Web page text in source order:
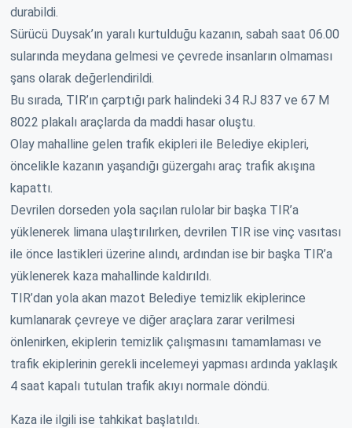
durabildi.
Sürücü Duysak’ın yaralı kurtulduğu kazanın, sabah saat 06.00
sularında meydana gelmesi ve çevrede insanların olmaması
şans olarak değerlendirildi.
Bu sırada, TIR’ın çarptığı park halindeki 34 RJ 837 ve 67 M
8022 plakalı araçlarda da maddi hasar oluştu.
Olay mahalline gelen trafik ekipleri ile Belediye ekipleri,
öncelikle kazanın yaşandığı güzergahı araç trafik akışına
kapattı.
Devrilen dorseden yola saçılan rulolar bir başka TIR’a
yüklenerek limana ulaştırılırken, devrilen TIR ise vinç vasıtası
ile önce lastikleri üzerine alındı, ardından ise bir başka TIR’a
yüklenerek kaza mahallinde kaldırıldı.
TIR’dan yola akan mazot Belediye temizlik ekiplerince
kumlanarak çevreye ve diğer araçlara zarar verilmesi
önlenirken, ekiplerin temizlik çalışmasını tamamlaması ve
trafik ekiplerinin gerekli incelemeyi yapması ardında yaklaşık
4 saat kapalı tutulan trafik akıyı normale döndü.
Kaza ile ilgili ise tahkikat başlatıldı.